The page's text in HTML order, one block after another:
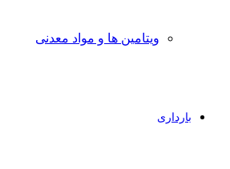
ویتامین ها و مواد معدنی
بارداری